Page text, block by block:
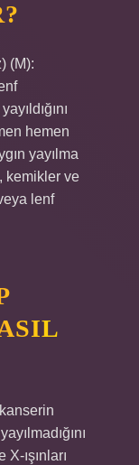
(M):
hemen
yayılma
kemikler ve
lenf
ışınları